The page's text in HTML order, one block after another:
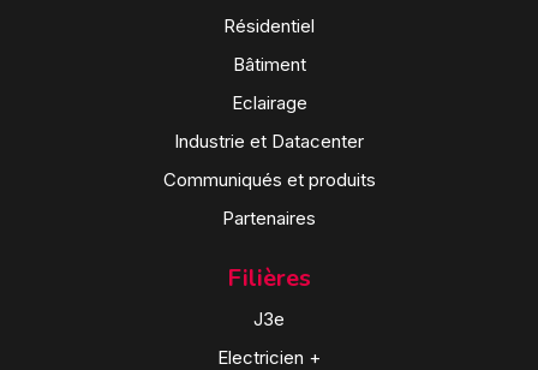
Résidentiel
Bâtiment
Eclairage
Industrie et Datacenter
Communiqués et produits
Partenaires
Filières
J3e
Electricien +